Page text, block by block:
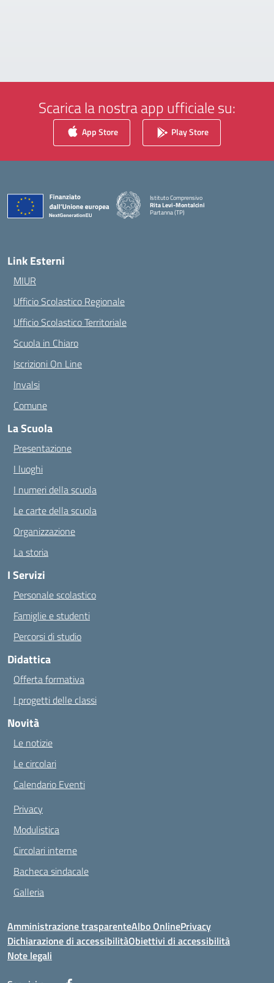
Scarica la nostra app ufficiale su:
App Store Play Store
Istituto Comprensivo
Rita Levi-Montalcini
Partanna (TP)
Link Esterni
MIUR
Ufficio Scolastico Regionale
Ufficio Scolastico Territoriale
Scuola in Chiaro
Iscrizioni On Line
Invalsi
Comune
La Scuola
Presentazione
I luoghi
I numeri della scuola
Le carte della scuola
Organizzazione
La storia
I Servizi
Personale scolastico
Famiglie e studenti
Percorsi di studio
Didattica
Offerta formativa
I progetti delle classi
Novità
Le notizie
Le circolari
Calendario Eventi
Privacy
Modulistica
Circolari interne
Bacheca sindacale
Galleria
Amministrazione trasparenteAlbo OnlinePrivacy
Dichiarazione di accessibilitàObiettivi di accessibilità
Note legali